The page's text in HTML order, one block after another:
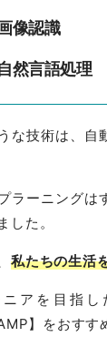
像認識
然言語処理
な技術は、自
ラーニングは
した。
私たちの生活
ニアを目指
】をおすす